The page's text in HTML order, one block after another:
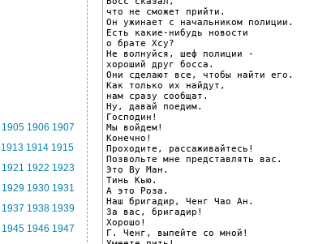
1905 1906 1907
1913 1914 1915
1921 1922 1923
1929 1930 1931
1937 1938 1939
1945 1946 1947
что не сможет прийти.
Он ужинает с начальником полиции.
Есть какие-нибудь новости
о брате Хсу?
Не волнуйся, шеф полиции -
хороший друг босса.
Они сделают все, чтобы найти его.
Как только их найдут,
нам сразу сообщат.
Ну, давай поедим.
Господин!
Мы войдем!
Конечно!
Проходите, рассаживайтесь!
Позвольте мне представлять вас.
Это Ву Ман.
Тинь Кью.
А это Роза.
Наш бригадир, Ченг Чао Ан.
За вас, бригадир!
Хорошо!
Г. Ченг, выпейте со мной!